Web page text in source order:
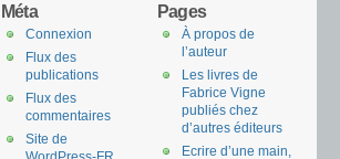
Pages
À propos de
l’auteur
Les livres de
Fabrice Vigne
publiés chez
d’autres éditeurs
Ecrire d’une main,
Méta
Connexion
Flux des
publications
Flux des
commentaires
Site de